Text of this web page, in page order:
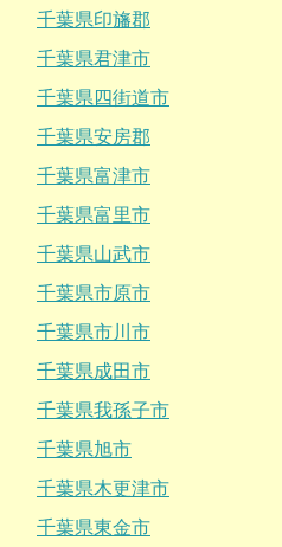
千葉県印旛郡
千葉県君津市
千葉県四街道市
千葉県安房郡
千葉県富津市
千葉県富里市
千葉県山武市
千葉県市原市
千葉県市川市
千葉県成田市
千葉県我孫子市
千葉県旭市
千葉県木更津市
千葉県東金市